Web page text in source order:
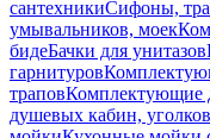
сантехникиСифоны,
умывальников, моек
бидеБачки для унитазов
гарнитуров
траповКомплектующие
душевых кабин, уголков